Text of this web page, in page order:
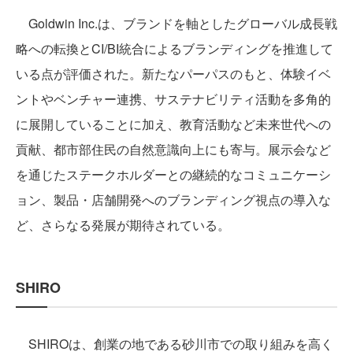
Goldwin Inc.は、ブランドを軸としたグローバル成長戦
略への転換とCI/BI統合によるブランディングを推進して
いる点が評価された。新たなパーパスのもと、体験イベ
ントやベンチャー連携、サステナビリティ活動を多角的
に展開していることに加え、教育活動など未来世代への
貢献、都市部住民の自然意識向上にも寄与。展示会など
を通じたステークホルダーとの継続的なコミュニケーシ
ョン、製品・店舗開発へのブランディング視点の導入な
ど、さらなる発展が期待されている。
SHIRO
SHIROは、創業の地である砂川市での取り組みを高く